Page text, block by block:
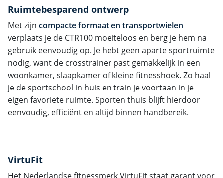
Ruimtebesparend ontwerp
Met zijn compacte formaaten transportwielen
verplaats je de CTR100 moeiteloos en berg je hem na
gebruik eenvoudig op. Je hebt geen aparte sportruimte
nodig, want de crosstrainer past gemakkelijk in een
woonkamer, slaapkamer of kleine fitnesshoek. Zo haal
je de sportschool in huis en train je voortaan in je
eigen favoriete ruimte. Sporten thuis blijft hierdoor
eenvoudig, efficiënt en altijd binnen handbereik.
VirtuFit
Het Nederlandse fitnessmerk VirtuFit staat garant voor